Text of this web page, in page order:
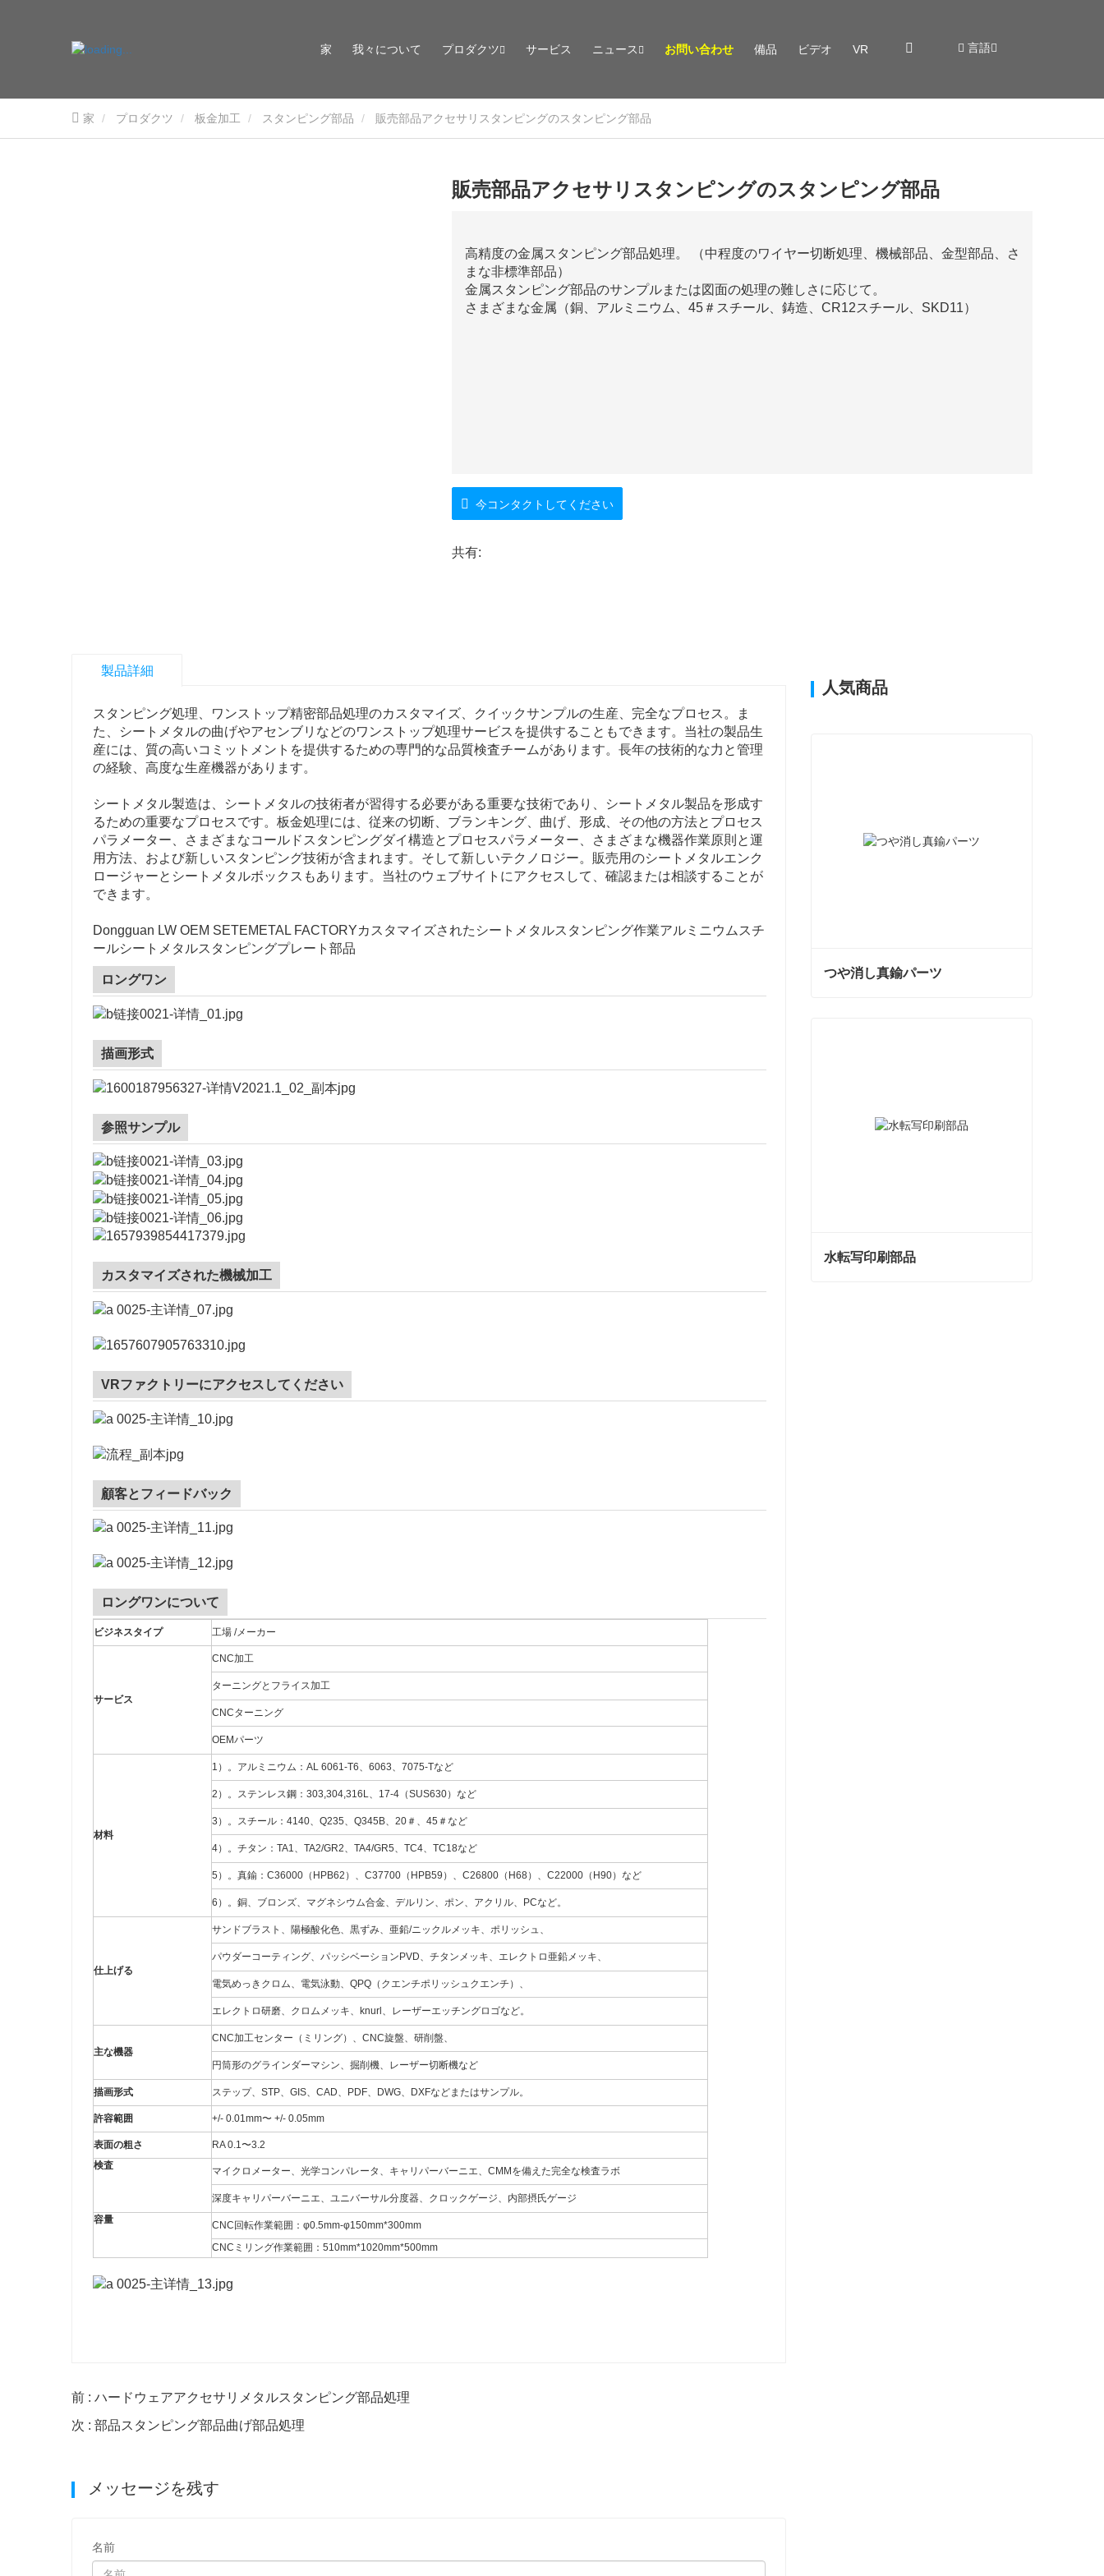
家 我々について プロダクツ サービス ニュース お問い合わせ 備品 ビデオ VR 言語
家 プロダクツ 板金加工 スタンピング部品 販売部品アクセサリスタンピングのスタンピング部品
販売部品アクセサリスタンピングのスタンピング部品
高精度の金属スタンピング部品処理。 （中程度のワイヤー切断処理、機械部品、金型部品、さまざ
まな非標準部品）
金属スタンピング部品のサンプルまたは図面の処理の難しさに応じて。
さまざまな金属（銅、アルミニウム、45＃スチール、鋳造、CR12スチール、SKD11）
今コンタクトしてください
共有:
製品詳細
スタンピング処理、ワンストップ精密部品処理のカスタマイズ、クイックサンプルの生産、完全なプロセス。ま
た、シートメタルの曲げやアセンブリなどのワンストップ処理サービスを提供することもできます。当社の製品生
産には、質の高いコミットメントを提供するための専門的な品質検査チームがあります。長年の技術的な力と管理
の経験、高度な生産機器があります。
シートメタル製造は、シートメタルの技術者が習得する必要がある重要な技術であり、シートメタル製品を形成す
るための重要なプロセスです。板金処理には、従来の切断、ブランキング、曲げ、形成、その他の方法とプロセス
パラメーター、さまざまなコールドスタンピングダイ構造とプロセスパラメーター、さまざまな機器作業原則と運
用方法、および新しいスタンピング技術が含まれます。そして新しいテクノロジー。販売用のシートメタルエンク
ロージャーとシートメタルボックスもあります。当社のウェブサイトにアクセスして、確認または相談することが
できます。
Dongguan LW OEM SETEMETAL FACTORYカスタマイズされたシートメタルスタンピング作業アルミニウムスチ
ールシートメタルスタンピングプレート部品
ロングワン
描画形式
参照サンプル
カスタマイズされた機械加工
VRファクトリーにアクセスしてください
顧客とフィードバック
ロングワンについて
ビジネスタイプ 工場 /メーカー
サービス
CNC加工
ターニングとフライス加工
CNCターニング
OEMパーツ
材料
1）。アルミニウム：AL 6061-T6、6063、7075-Tなど
2）。ステンレス鋼：303,304,316L、17-4（SUS630）など
3）。スチール：4140、Q235、Q345B、20＃、45＃など
4）。チタン：TA1、TA2/GR2、TA4/GR5、TC4、TC18など
5）。真鍮：C36000（HPB62）、C37700（HPB59）、C26800（H68）、C22000（H90）など
6）。銅、ブロンズ、マグネシウム合金、デルリン、ポン、アクリル、PCなど。
仕上げる
サンドブラスト、陽極酸化色、黒ずみ、亜鉛/ニックルメッキ、ポリッシュ、
パウダーコーティング、パッシベーションPVD、チタンメッキ、エレクトロ亜鉛メッキ、
電気めっきクロム、電気泳動、QPQ（クエンチポリッシュクエンチ）、
エレクトロ研磨、クロムメッキ、knurl、レーザーエッチングロゴなど。
主な機器
CNC加工センター（ミリング）、CNC旋盤、研削盤、
円筒形のグラインダーマシン、掘削機、レーザー切断機など
描画形式 ステップ、STP、GIS、CAD、PDF、DWG、DXFなどまたはサンプル。
許容範囲 +/- 0.01mm〜 +/- 0.05mm
表面の粗さ
RA 0.1〜3.2
検査
マイクロメーター、光学コンパレータ、キャリパーバーニエ、CMMを備えた完全な検査ラボ
深度キャリパーバーニエ、ユニバーサル分度器、クロックゲージ、内部摂氏ゲージ
容量
CNC回転作業範囲：φ0.5mm-φ150mm*300mm
CNCミリング作業範囲：510mm*1020mm*500mm
前 : ハードウェアアクセサリメタルスタンピング部品処理
次 : 部品スタンピング部品曲げ部品処理
メッセージを残す
名前
人気商品
つや消し真鍮パーツ
水転写印刷部品